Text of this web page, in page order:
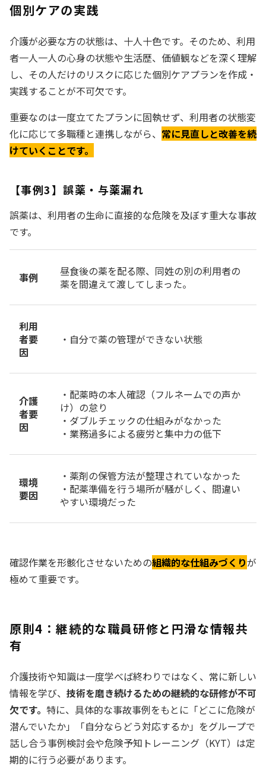
個別ケアの実践
介護が必要な方の状態は、十人十色です。そのため、利用
者一人一人の心身の状態や生活歴、価値観などを深く理解
し、その人だけのリスクに応じた個別ケアプランを作成・
実践することが不可欠です。
重要なのは一度立てたプランに固執せず、利用者の状態変
化に応じて多職種と連携しながら、 常に見直しと改善を続
けていくことです。
【事例3】誤薬・与薬漏れ
誤薬は、利用者の生命に直接的な危険を及ぼす重大な事故
です。
事例
昼食後の薬を配る際、同姓の別の利用者の
薬を間違えて渡してしまった。
利用
者要
因
・自分で薬の管理ができない状態
介護
者要
因
・配薬時の本人確認（フルネームでの声か
け）の怠り
・ダブルチェックの仕組みがなかった
・業務過多による疲労と集中力の低下
環境
要因
・薬剤の保管方法が整理されていなかった
・配薬準備を行う場所が騒がしく、間違い
やすい環境だった
確認作業を形骸化させないための組織的な仕組みづくりが
極めて重要です。
原則4：継続的な職員研修と円滑な情報共
有
介護技術や知識は一度学べば終わりではなく、常に新しい
情報を学び、 技術を磨き続けるための継続的な研修が不可
欠です。 特に、具体的な事故事例をもとに「どこに危険が
潜んでいたか」「自分ならどう対応するか」をグループで
話し合う事例検討会や危険予知トレーニング（KYT）は定
期的に行う必要があります。